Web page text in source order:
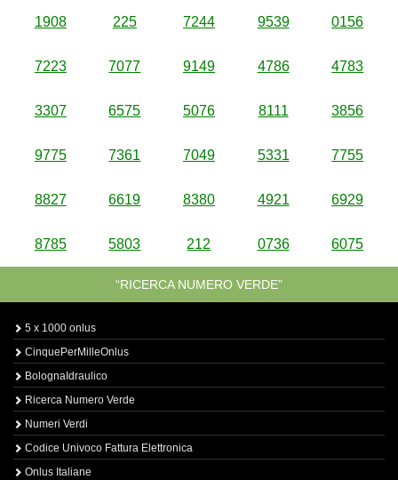
1908 225 7244 9539 0156
7223 7077 9149 4786 4783
3307 6575 5076 8111 3856
9775 7361 7049 5331 7755
8827 6619 8380 4921 6929
8785 5803 212 0736 6075
“RICERCA NUMERO VERDE”
5 x 1000 onlus
CinquePerMilleOnlus
BolognaIdraulico
Ricerca Numero Verde
Numeri Verdi
Codice Univoco Fattura Elettronica
Onlus Italiane